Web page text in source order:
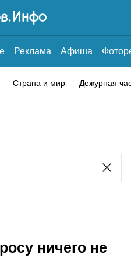
Реклама Афиша
Страна и мир Дежурная
ничего не